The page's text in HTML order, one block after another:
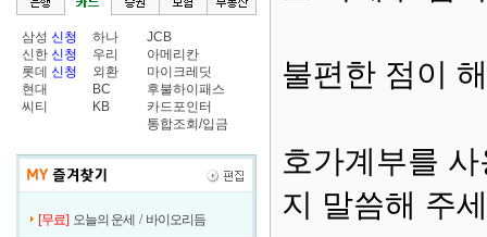
삼성 신청
신한 신청
롯데 신청
현대
씨티
하나
우리
외환
BC
KB
JCB
아메리칸
마이크레딧
후불하이패스
카드포인터
통합조회/입금
[무료] 오늘의 운세 / 바이오리듬
불편한 점이
호가계부를
지 말씀해 주